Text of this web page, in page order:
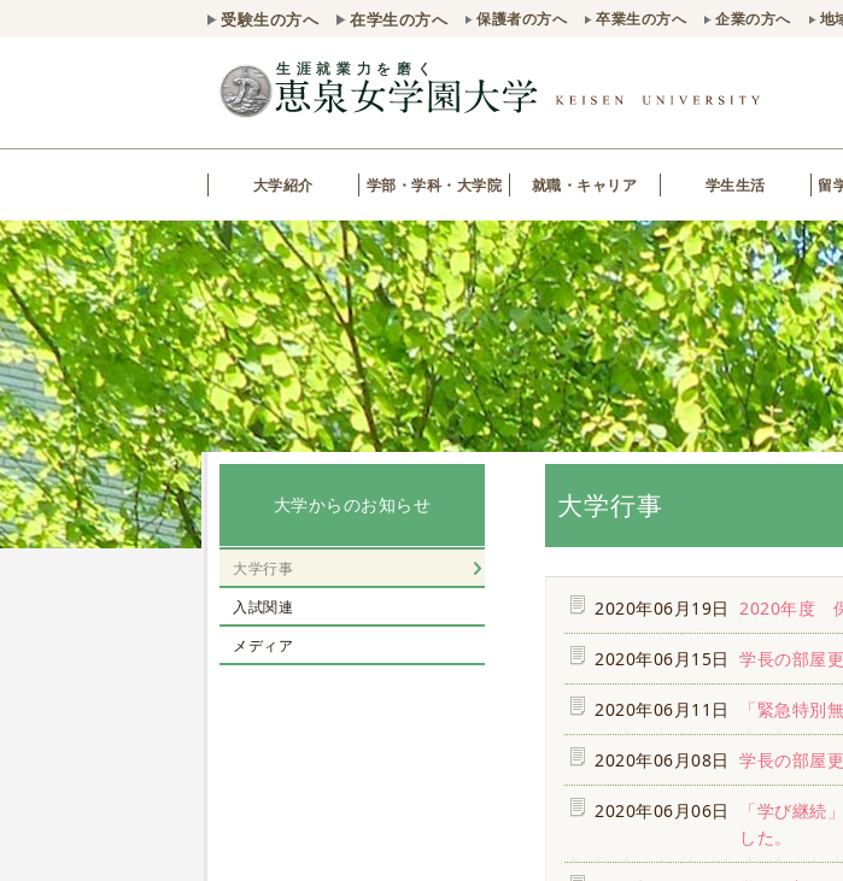
受験生の方へ 在学生の方へ 保護者の方へ 卒業生の方へ 企業の方へ 地
大学紹介 学部・学科・大学院 就職・キャリア 学生生活 留
大学行事
2020年06月19日 2020年度
2020年06月15日 学長の部屋
2020年06月11日 「緊急特別
2020年06月08日 学長の部屋
2020年06月06日
「学び継続
した。
大学からのお知らせ
大学行事
入試関連
メディア